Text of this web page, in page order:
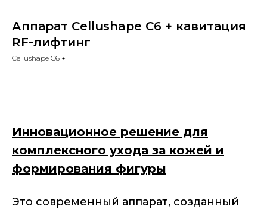
Аппарат Cellushape C6 + кавитация
RF-лифтинг
Cellushape C6 +
Инновационное решение для
комплексного ухода за кожей и
формирования фигуры
Это современный аппарат, созданный